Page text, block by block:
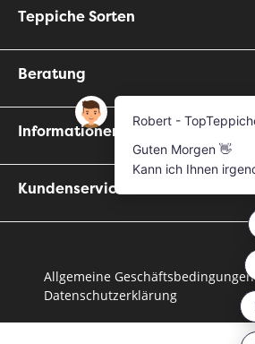
Teppiche Sorten
Beratung
Informationen
Kundenservice
Allgemeine Geschäftsbedingungen
Datenschutzerklärung